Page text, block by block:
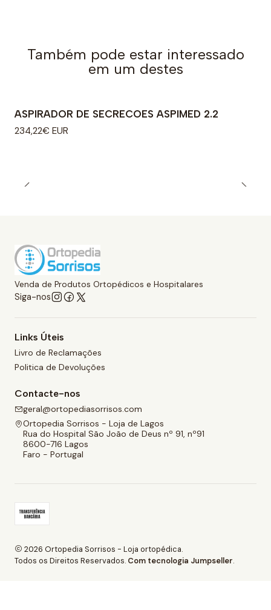
Também pode estar interessado
em um destes
ASPIRADOR DE SECRECOES ASPIMED 2.2
234,22€ EUR
Venda de Produtos Ortopédicos e Hospitalares
Siga-nos
Links Úteis
Livro de Reclamações
Politica de Devoluções
Contacte-nos
geral@ortopediasorrisos.com
Ortopedia Sorrisos - Loja de Lagos
Rua do Hospital São João de Deus nº 91, nº91
8600-716 Lagos
Faro - Portugal
2026 Ortopedia Sorrisos - Loja ortopédica.
Todos os Direitos Reservados. Com tecnologia Jumpseller.